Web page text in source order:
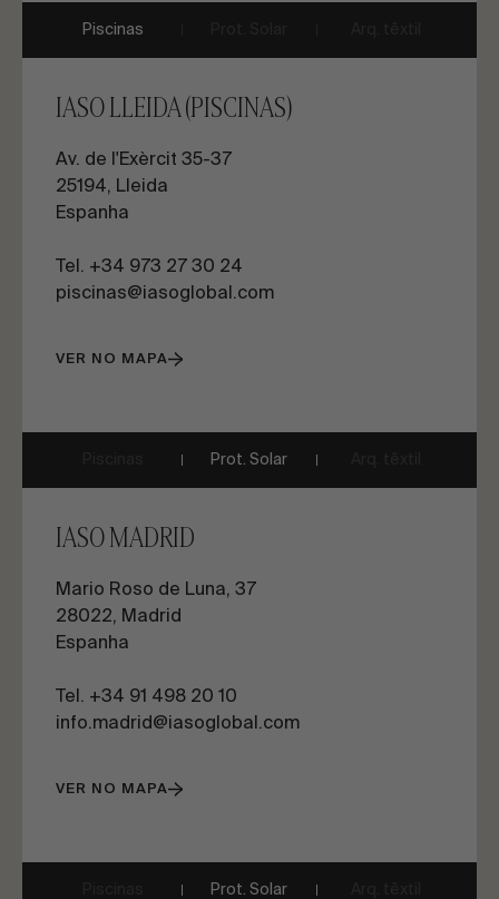
Piscinas
IASO LLEIDA (PISCINAS)
Av. de l'Exèrcit 35-37
25194, Lleida
Espanha
Tel. +34 973 27 30 24
piscinas@iasoglobal.com
VER NO MAPA
Prot. Solar
IASO MADRID
Mario Roso de Luna, 37
28022, Madrid
Espanha
Tel. +34 91 498 20 10
info.madrid@iasoglobal.com
VER NO MAPA
Prot. Solar